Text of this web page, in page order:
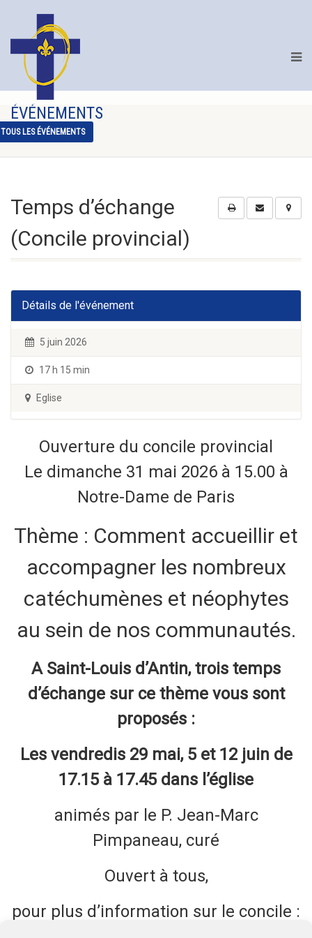
ÉVÉNEMENTS
TOUS LES ÉVÉNEMENTS
Temps d’échange
(Concile provincial)
Détails de l'événement
5 juin 2026
17 h 15 min
Eglise
Ouverture du concile provincial
Le dimanche 31 mai 2026 à 15.00 à
Notre-Dame de Paris
Thème : Comment accueillir et
accompagner les nombreux
catéchumènes et néophytes
au sein de nos communautés.
A Saint-Louis d’Antin, trois temps
d’échange sur ce thème vous sont
proposés :
Les vendredis 29 mai, 5 et 12 juin de
17.15 à 17.45 dans l’église
animés par le P. Jean-Marc
Pimpaneau, curé
Ouvert à tous,
pour plus d’information sur le concile :